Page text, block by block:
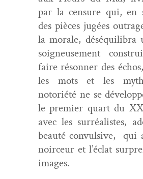
par la cen­sure qui, en
des pièces jugées
la morale, déséquili­bra
soigneuse­ment
faire réson­ner des
les mots et les
notoriété ne se
le pre­mier quart du
avec les sur­réal­istes,
beauté con­vul­sive, qui
noirceur et l’é­clat
images.